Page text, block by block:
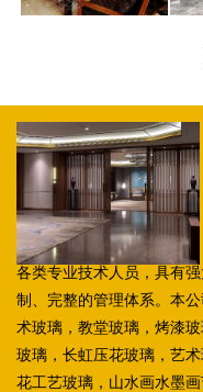
各类专业技术人员，具有
制、完整的管理体系。本
术玻璃，教堂玻璃，烤漆
玻璃，长虹压花玻璃，艺
花工艺玻璃，山水画水墨画